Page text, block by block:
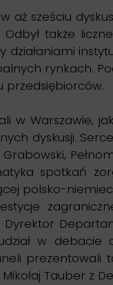
aż sześciu
Odbył także
rynkach.
przedsiębiorców.
w Warszawie,
dyskusji.
spotkań
polsko-
w
prezentowali
Tauber z